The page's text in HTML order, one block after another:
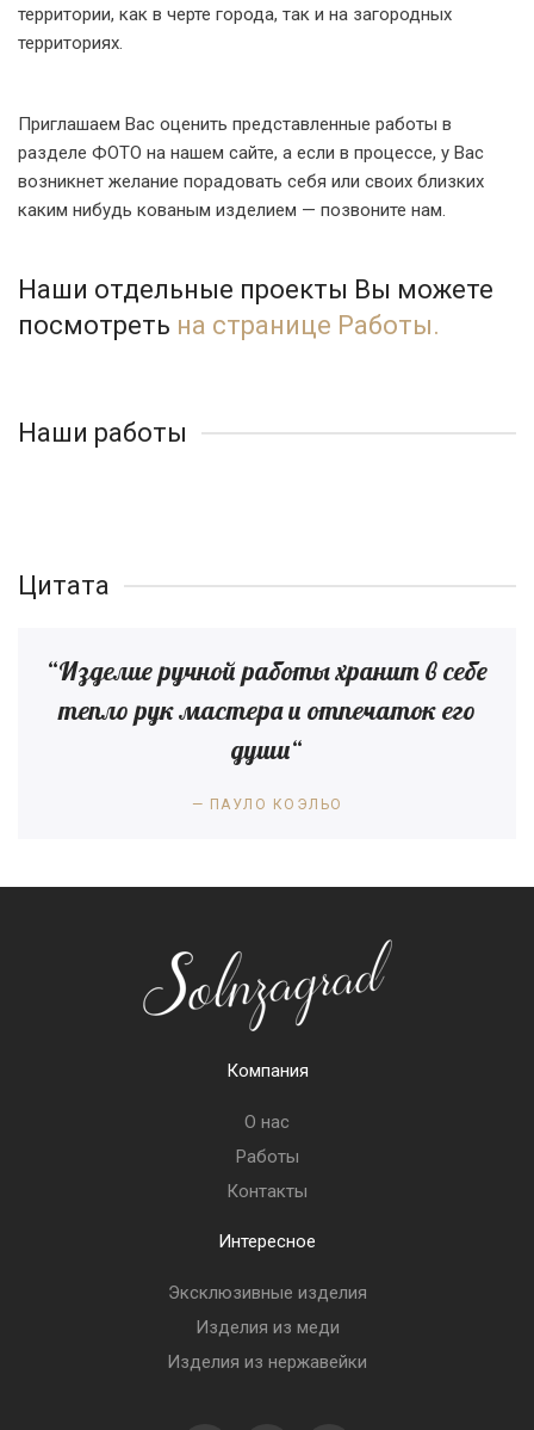
территории, как в черте города, так и на загородных
территориях.
Приглашаем Вас оценить представленные работы в
разделе ФОТО на нашем сайте, а если в процессе, у Вас
возникнет желание порадовать себя или своих близких
каким нибудь кованым изделием — позвоните нам.
Наши отдельные проекты Вы можете
посмотреть на странице Работы.
Наши работы
Цитата
“Изделие ручной работы хранит в себе
тепло рук мастера и отпечаток его
души“
ПАУЛО КОЭЛЬО
Компания
О нас
Работы
Контакты
Интересное
Эксклюзивные изделия
Изделия из меди
Изделия из нержавейки